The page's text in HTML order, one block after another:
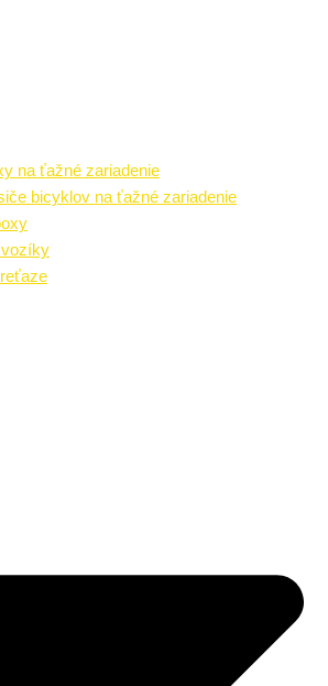
na ťažné zariadenie
bicyklov na ťažné zariadenie